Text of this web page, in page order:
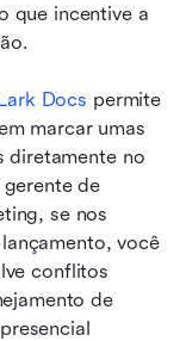
que incentive a
Docs permite
marcar umas
diretamente no
de
se nos
você
conflitos
de